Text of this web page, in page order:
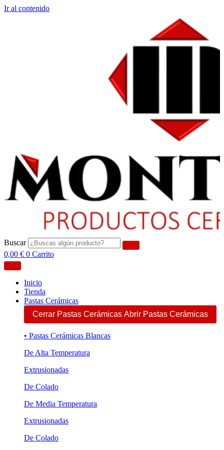
Ir al contenido
Buscar
0,00 € 0 Carrito
Inicio
Tienda
Pastas Cerámicas
Cerrar Pastas Cerámicas Abrir Pastas Cerámicas
• Pastas Cerámicas Blancas
De Alta Temperatura
Extrusionadas
De Colado
De Media Temperatura
Extrusionadas
De Colado